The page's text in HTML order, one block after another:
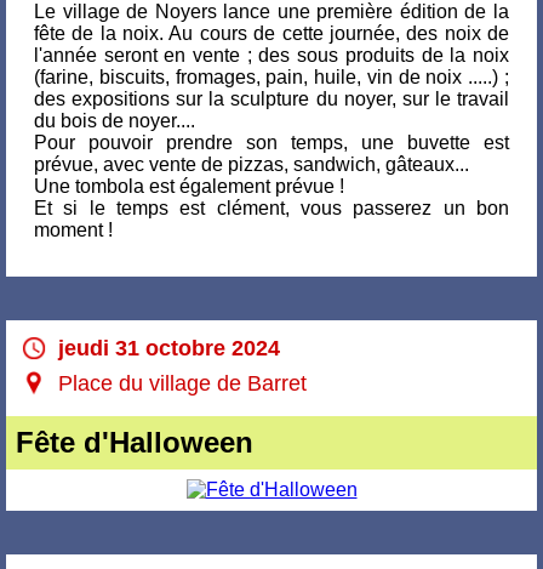
Le village de Noyers lance une première édition de la
fête de la noix. Au cours de cette journée, des noix de
l'année seront en vente ; des sous produits de la noix
(farine, biscuits, fromages, pain, huile, vin de noix .....) ;
des expositions sur la sculpture du noyer, sur le travail
du bois de noyer....
Pour pouvoir prendre son temps, une buvette est
prévue, avec vente de pizzas, sandwich, gâteaux...
Une tombola est également prévue !
Et si le temps est clément, vous passerez un bon
moment !
jeudi 31 octobre 2024
Place du village de Barret
Fête d'Halloween